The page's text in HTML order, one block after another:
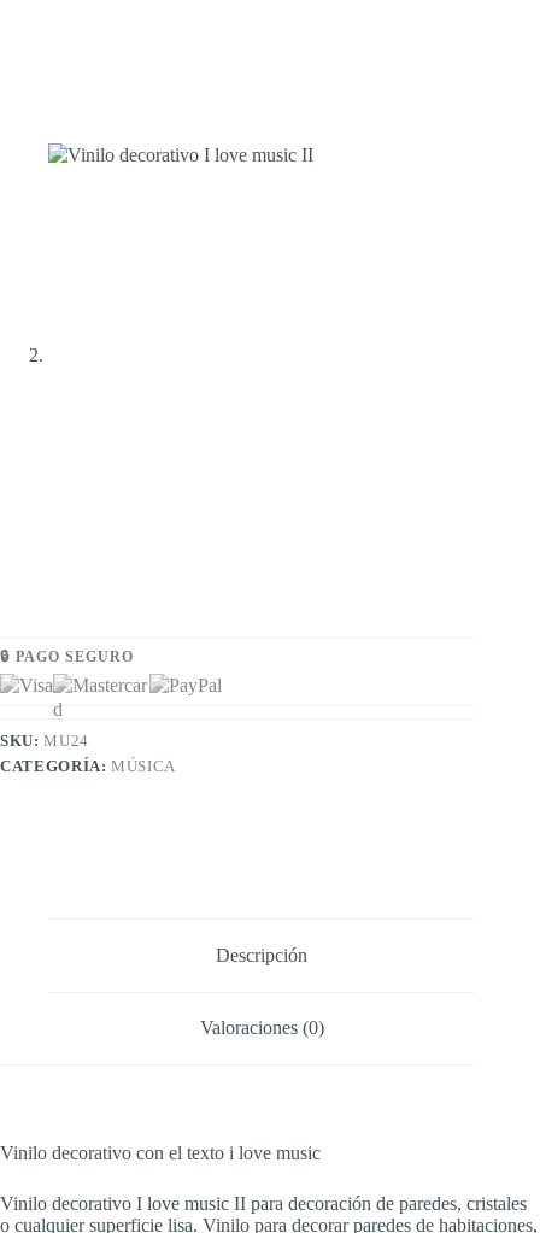
🔒 PAGO SEGURO
SKU:MU24
CATEGORÍA:MÚSICA
Descripción
Valoraciones (0)
Vinilo decorativo con el texto i love music
Vinilo decorativo I love music II para decoración de paredes, cristales
o cualquier superficie lisa. Vinilo para decorar paredes de habitaciones,